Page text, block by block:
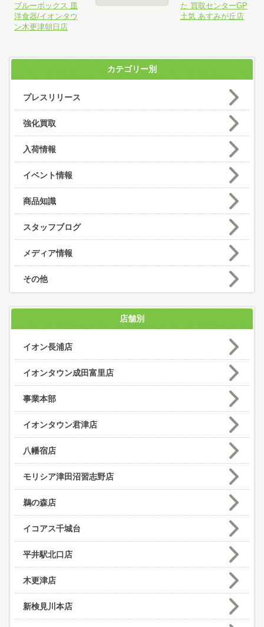
ブルーボックス 皿
洋食器/イオンタウ
ン木更津朝日店
た 買取センターGP
土気 あすみが丘店
カテゴリー別
プレスリリース
強化買取
入荷情報
イベント情報
商品知識
スタッフブログ
メディア情報
その他
店舗別
イオン長浦店
イオンタウン成田富里店
事業本部
イオンタウン君津店
八幡宿店
モリシア津田沼習志野店
鵜の森店
イコアス千城台
平井駅北口店
木更津店
新検見川本店